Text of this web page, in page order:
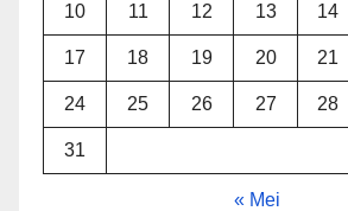
10 11 12 13 14
17 18 19 20 21
24 25 26 27 28
31
« Mei